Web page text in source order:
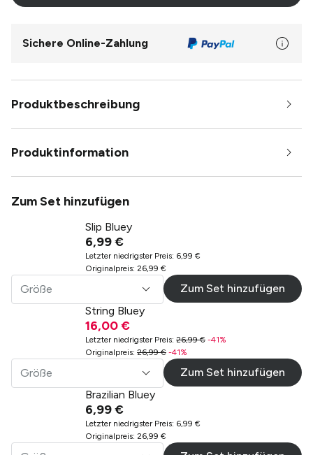
Sichere Online-Zahlung
Produktbeschreibung
Produktinformation
Zum Set hinzufügen
Slip Bluey
6,99 €
Letzter niedrigster Preis: 6,99 €
Originalpreis: 26,99 €
Größe
Zum Set hinzufügen
String Bluey
16,00 €
Letzter niedrigster Preis: 26,99 € -41%
Originalpreis: 26,99 € -41%
Größe
Zum Set hinzufügen
Brazilian Bluey
6,99 €
Letzter niedrigster Preis: 6,99 €
Originalpreis: 26,99 €